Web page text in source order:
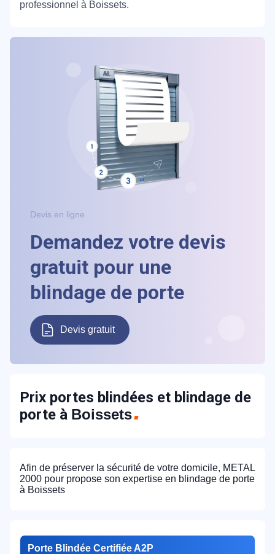
professionnel à Boissets.
Devis en ligne
Demandez votre devis
gratuit pour une
blindage de porte
Devis gratuit
Prix portes blindées et blindage de
porte à Boissets
Afin de préserver la sécurité de votre domicile, METAL
2000 pour propose son expertise en blindage de porte
à Boissets
Porte Blindée Certifiée A2P